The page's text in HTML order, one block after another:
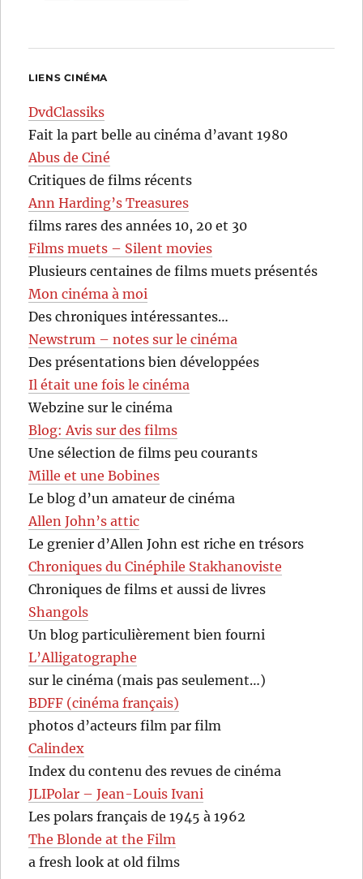
LIENS CINÉMA
DvdClassiks
Fait la part belle au cinéma d’avant 1980
Abus de Ciné
Critiques de films récents
Ann Harding’s Treasures
films rares des années 10, 20 et 30
Films muets – Silent movies
Plusieurs centaines de films muets présentés
Mon cinéma à moi
Des chroniques intéressantes…
Newstrum – notes sur le cinéma
Des présentations bien développées
Il était une fois le cinéma
Webzine sur le cinéma
Blog: Avis sur des films
Une sélection de films peu courants
Mille et une Bobines
Le blog d’un amateur de cinéma
Allen John’s attic
Le grenier d’Allen John est riche en trésors
Chroniques du Cinéphile Stakhanoviste
Chroniques de films et aussi de livres
Shangols
Un blog particulièrement bien fourni
L’Alligatographe
sur le cinéma (mais pas seulement…)
BDFF (cinéma français)
photos d’acteurs film par film
Calindex
Index du contenu des revues de cinéma
JLIPolar – Jean-Louis Ivani
Les polars français de 1945 à 1962
The Blonde at the Film
a fresh look at old films